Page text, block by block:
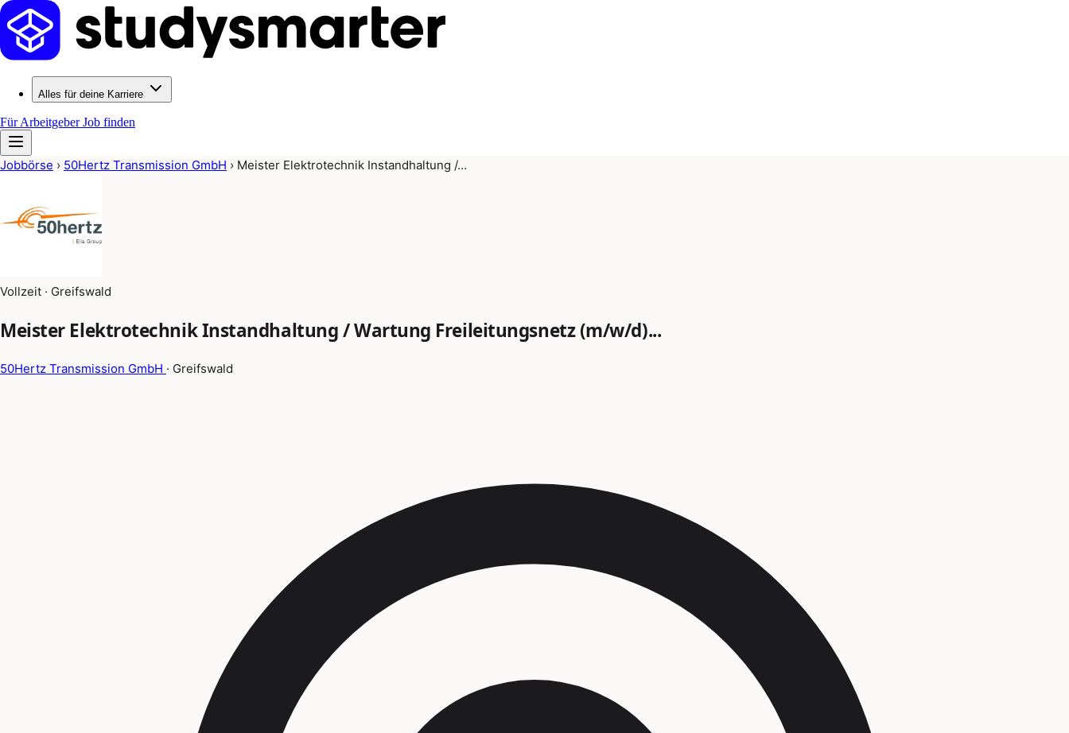
Alles für deine Karriere
Für ArbeitgeberJob finden
Jobbörse › 50Hertz Transmission GmbH › Meister Elektrotechnik Instandhaltung /…
Vollzeit · Greifswald
Meister Elektrotechnik Instandhaltung / Wartung Freileitungsnetz (m/w/d)...
50Hertz Transmission GmbH · Greifswald